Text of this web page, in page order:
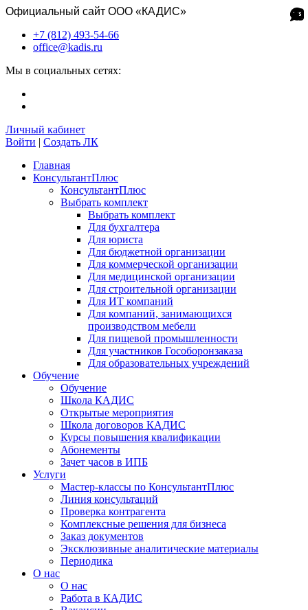
Официальный сайт ООО «КАДИС»
+7 (812) 493-54-66
office@kadis.ru
Мы в социальных сетях:
Личный кабинет
Войти | Создать ЛК
Главная
КонсультантПлюс
КонсультантПлюс
Выбрать комплект
Выбрать комплект
Для бухгалтера
Для юриста
Для бюджетной организации
Для коммерческой организации
Для медицинской организации
Для строительной организации
Для ИТ компаний
Для компаний, занимающихся
производством мебели
Для пищевой промышленности
Для участников Гособоронзаказа
Для образовательных учреждений
Обучение
Обучение
Школа КАДИС
Открытые мероприятия
Школа договоров КАДИС
Курсы повышения квалификации
Абонементы
Зачет часов в ИПБ
Услуги
Мастер-классы по КонсультантПлюс
Линия консультаций
Проверка контрагента
Комплексные решения для бизнеса
Заказ документов
Эксклюзивные аналитические материалы
Периодика
О нас
О нас
Работа в КАДИС